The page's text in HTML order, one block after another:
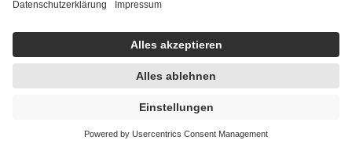
LAUNE 200 ml Duschgel
200 ml
3,99 €
sofort lieferbar